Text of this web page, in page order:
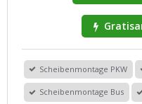
Scheibenmontage PKW
Scheibenmontage Bus